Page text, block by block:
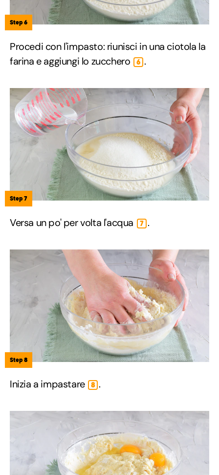
Step 6
Procedi con l'impasto: riunisci in una ciotola la
farina e aggiungi lo zucchero
6 .
Step 7
Versa un po' per volta l'acqua 7 .
Step 8
Inizia a impastare 8 .